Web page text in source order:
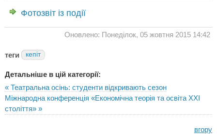
Фотозвіт із події
Оновлено: Понеділок, 05 жовтня 2015 14:42
теги кепіт
Детальніше в цій категорії:
« Театральна осінь: студенти відкривають сезон
Міжнародна конференція «Економічна теорія та освіта ХХI
століття» »
вгору